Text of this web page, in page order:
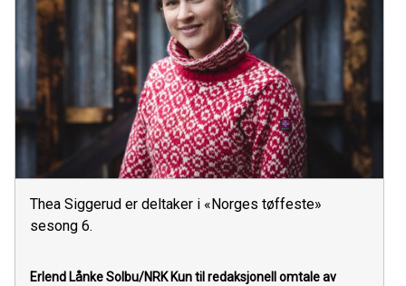
Thea Siggerud er deltaker i «Norges tøffeste»
sesong 6.
Erlend Lånke Solbu/NRK Kun til redaksjonell omtale av